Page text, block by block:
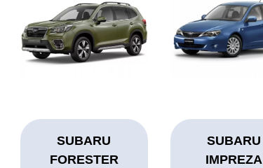
SUBARU
FORESTER
SUBARU
IMPREZA